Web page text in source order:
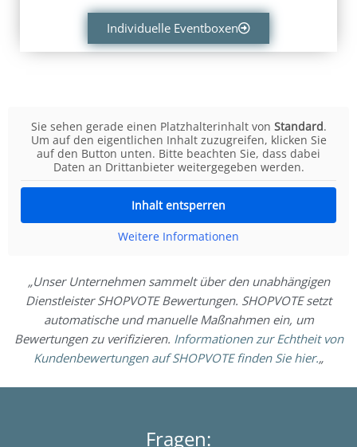
Individuelle Eventboxen
Sie sehen gerade einen Platzhalterinhalt von Standard.
Um auf den eigentlichen Inhalt zuzugreifen, klicken Sie
auf den Button unten. Bitte beachten Sie, dass dabei
Daten an Drittanbieter weitergegeben werden.
Inhalt entsperren
Weitere Informationen
„Unser Unternehmen sammelt über den unabhängigen
Dienstleister SHOPVOTE Bewertungen. SHOPVOTE setzt
automatische und manuelle Maßnahmen ein, um
Bewertungen zu verifizieren. Informationen zur Echtheit von
Kundenbewertungen auf SHOPVOTE finden Sie hier.„
Fragen: